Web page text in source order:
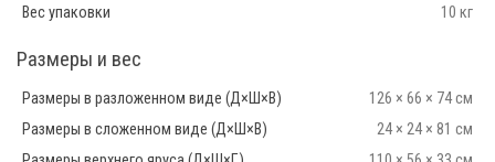
Вес упаковки
10 кг
Размеры и вес
Размеры в разложенном виде (Д×Ш×В)
126 × 66 × 74 см
Размеры в сложенном виде (Д×Ш×В)
24 × 24 × 81 см